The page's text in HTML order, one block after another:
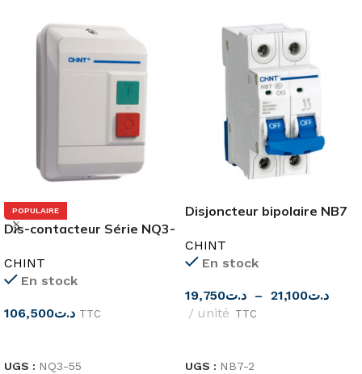
POPULAIRE
Dis-contacteur Série NQ3-
CHINT
En stock
د.ت106,500
TTC
UGS : NQ3-55
Disjoncteur bipolaire NB7
CHINT
En stock
د.ت19,750 – د.ت21,100
unité TTC
UGS : NB7-2